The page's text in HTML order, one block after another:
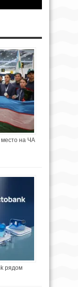
место на ЧА
рядом